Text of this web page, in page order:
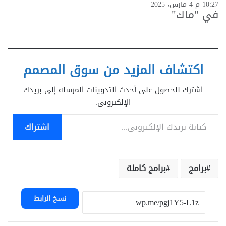
10:27 م 4 مارس، 2025
في "ماك"
اكتشاف المزيد من سوق المصمم
اشترك للحصول على أحدث التدوينات المرسلة إلى بريدك
الإلكتروني.
كتابة بريدك الإلكتروني...
اشتراك
برامج برامج كاملة
نسخ الرابط